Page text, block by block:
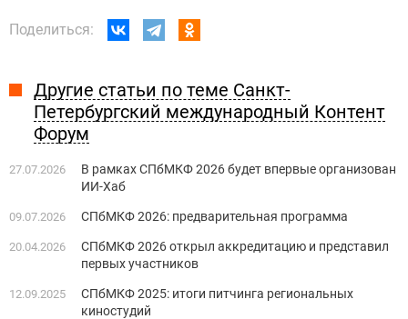
Поделиться:
Другие статьи по теме Санкт-
Петербургский международный Контент
Форум
27.07.2026
В рамках СПбМКФ 2026 будет впервые организован
ИИ-Хаб
09.07.2026 СПбМКФ 2026: предварительная программа
20.04.2026
СПбМКФ 2026 открыл аккредитацию и представил
первых участников
12.09.2025
СПбМКФ 2025: итоги питчинга региональных
киностудий